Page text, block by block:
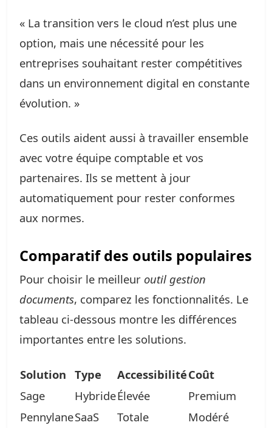
« La transition vers le cloud n’est plus une
option, mais une nécessité pour les
entreprises souhaitant rester compétitives
dans un environnement digital en constante
évolution. »
Ces outils aident aussi à travailler ensemble
avec votre équipe comptable et vos
partenaires. Ils se mettent à jour
automatiquement pour rester conformes
aux normes.
Comparatif des outils populaires
Pour choisir le meilleur outil gestion
documents, comparez les fonctionnalités. Le
tableau ci-dessous montre les différences
importantes entre les solutions.
Solution Type AccessibilitéCoût
Sage
HybrideÉlevée
Premium
PennylaneSaaS Totale Modéré